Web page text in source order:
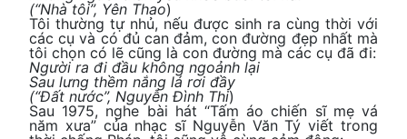
(“Nhà tôi”, Yên Thao)
Tôi thường tự nhủ, nếu được sinh ra cùng thời với
các cụ và có đủ can đảm, con đường đẹp nhất mà
tôi chọn có lẽ cũng là con đường mà các cụ đã đi:
Người ra đi đầu không ngoảnh lại
Sau lưng thềm nắng lá rơi đầy
(“Đất nước”, Nguyễn Đình Thi)
Sau 1975, nghe bài hát “Tấm áo chiến sĩ mẹ vá
năm xưa” của nhạc sĩ Nguyễn Văn Tý viết trong